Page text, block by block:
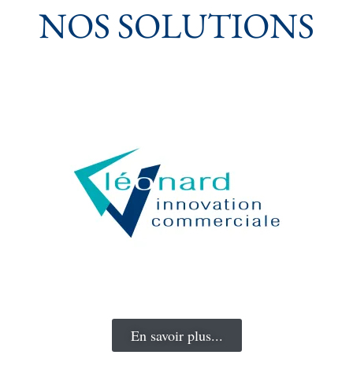
NOS SOLUTIONS
Vos clients ont besoin de voir, de toucher, de sentir ce
qu'ils achètent. Mais, comment faire dès lors que l'on part
de zéro, d'une page blanche ? C'est là
qu'intervient Innovation Commerciale. Désormais, vous
élaborez le projet de votre client avec lui, sans le perdre
En savoir plus...